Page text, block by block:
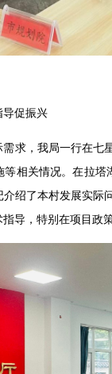
导促振兴
求，我局一行在
相关情况。在拉
绍了本村发展实
导，特别在项目政